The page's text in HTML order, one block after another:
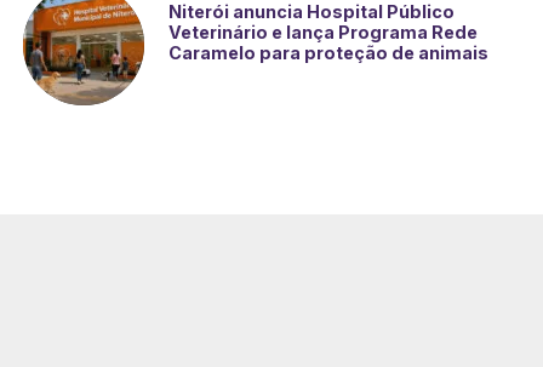
Niterói anuncia Hospital Público
Veterinário e lança Programa Rede
Caramelo para proteção de animais